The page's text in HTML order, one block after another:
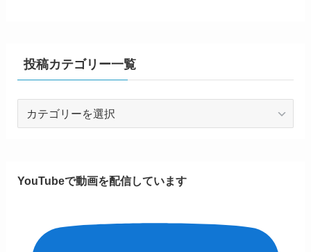
投稿カテゴリー一覧
ゴ
YouTubeで動画を配信しています